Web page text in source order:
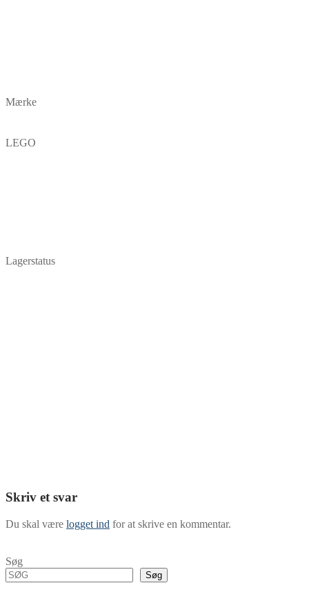
Mærke
LEGO
Lagerstatus
Skriv et svar
Du skal være logget ind for at skrive en kommentar.
Søg
Søg